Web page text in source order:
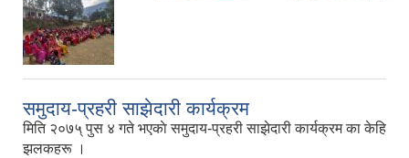
समुदाय-प्रहरी साझेदारी कार्यक्रम
मिति २०७५् पुस ४ गते भएकाे समुदाय-प्रहरी साझेदारी कार्यक्रम का केहि
झलकहरू ।